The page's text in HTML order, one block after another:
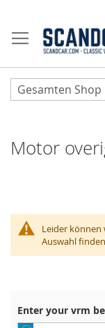
Inhalt
springen
Motor
Leider können
Auswahl
Enter your vrm